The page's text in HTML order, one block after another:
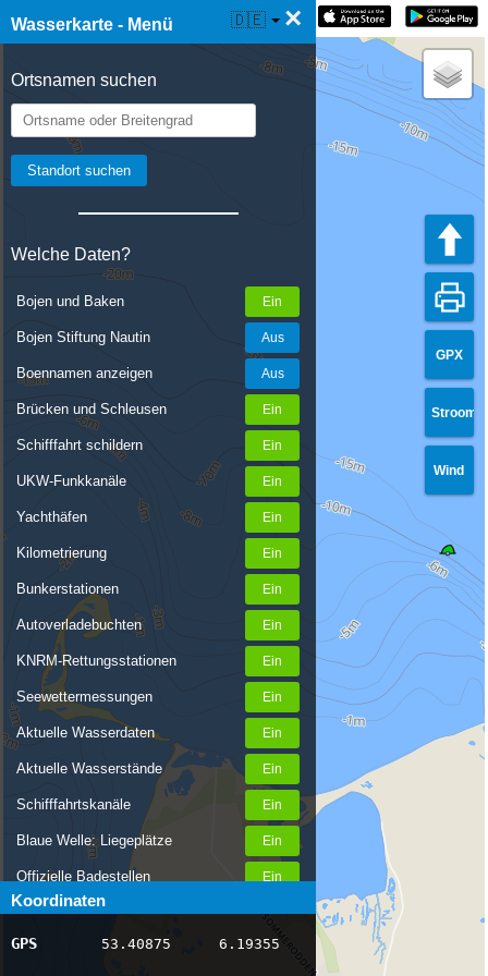
Wasserkarte - Menü ×
Ortsnamen suchen
Welche Daten?
Bojen und Baken
Bojen Stiftung Nautin
Boennamen anzeigen
Brücken und Schleusen
Schifffahrt schildern
UKW-Funkkanäle
Yachthäfen
Kilometrierung
Bunkerstationen
Autoverladebuchten
KNRM-Rettungsstationen
Seewettermessungen
Aktuelle Wasserdaten
Aktuelle Wasserstände
Schifffahrtskanäle
Blaue Welle: Liegeplätze
Offizielle Badestellen
Nachrichten Binnenschifffahrt
AIS-Schiffspositionen
Koordinaten
GPS 53.40875 6.19355
☰ Wasserkarte Live 🇩🇪
GPX
Stroom
Wind